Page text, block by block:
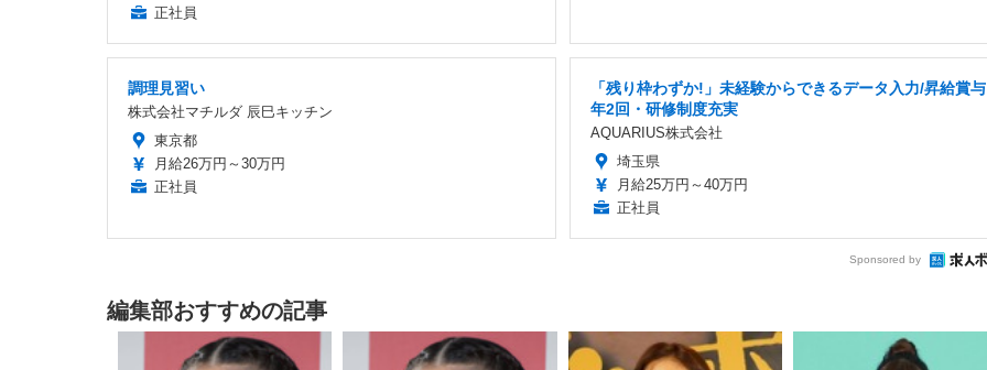
正社員
調理見習い
株式会社マチルダ 辰巳キッチン
東京都
月給26万円～30万円
正社員
「残り枠わずか!」未経験からできるデータ入力/昇給賞与
年2回・研修制度充実
AQUARIUS株式会社
埼玉県
月給25万円～40万円
正社員
Sponsored by
編集部おすすめの記事